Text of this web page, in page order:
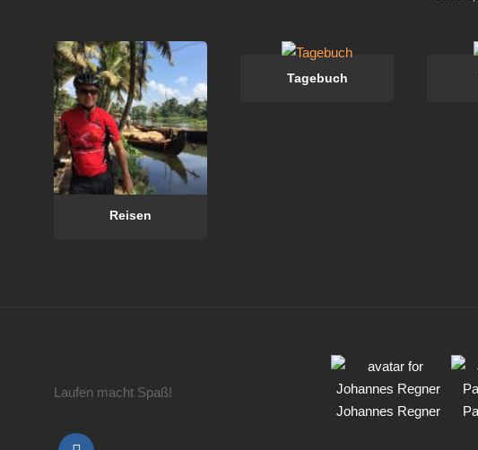
Reisen
Tagebuch
Laufen macht Spaß!
Johannes Regner